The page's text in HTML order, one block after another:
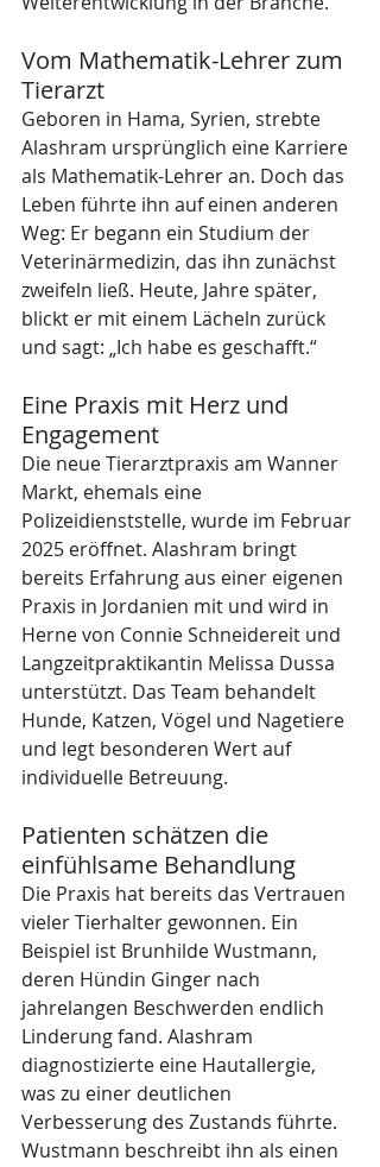
Vom Mathematik-Lehrer zum
Tierarzt
Geboren in Hama, Syrien, strebte
Alashram ursprünglich eine Karriere
als Mathematik-Lehrer an. Doch das
Leben führte ihn auf einen anderen
Weg: Er begann ein Studium der
Veterinärmedizin, das ihn zunächst
zweifeln ließ. Heute, Jahre später,
blickt er mit einem Lächeln zurück
und sagt: „Ich habe es geschafft.“
Eine Praxis mit Herz und
Engagement
Die neue Tierarztpraxis am Wanner
Markt, ehemals eine
Polizeidienststelle, wurde im Februar
2025 eröffnet. Alashram bringt
bereits Erfahrung aus einer eigenen
Praxis in Jordanien mit und wird in
Herne von Connie Schneidereit und
Langzeitpraktikantin Melissa Dussa
unterstützt. Das Team behandelt
Hunde, Katzen, Vögel und Nagetiere
und legt besonderen Wert auf
individuelle Betreuung.
Patienten schätzen die
einfühlsame Behandlung
Die Praxis hat bereits das Vertrauen
vieler Tierhalter gewonnen. Ein
Beispiel ist Brunhilde Wustmann,
deren Hündin Ginger nach
jahrelangen Beschwerden endlich
Linderung fand. Alashram
diagnostizierte eine Hautallergie,
was zu einer deutlichen
Verbesserung des Zustands führte.
Wustmann beschreibt ihn als einen